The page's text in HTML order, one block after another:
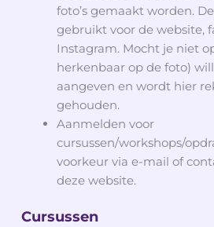
foto’s gemaakt worden.
gebruikt voor de website,
Instagram. Mocht je niet
herkenbaar op de foto)
aangeven en wordt hier
gehouden.
Aanmelden voor
cursussen/workshops/
voorkeur via e-mail of
deze website.
Cursussen